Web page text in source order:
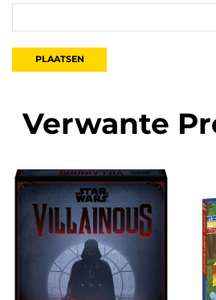
Verwante